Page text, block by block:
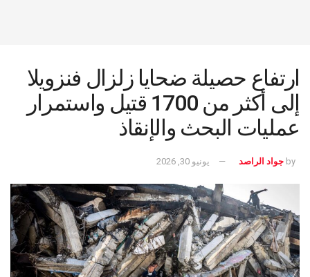
ارتفاع حصيلة ضحايا زلزال فنزويلا
إلى أكثر من 1700 قتيل واستمرار
عمليات البحث والإنقاذ
by جواد الراصد يونيو 30, 2026